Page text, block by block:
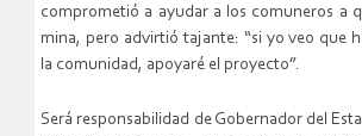
comprometió a ayudar a los comuneros a
mina, pero advirtió tajante: “si yo veo que
la comunidad, apoyaré el proyecto”.
Será responsabilidad de Gobernador del